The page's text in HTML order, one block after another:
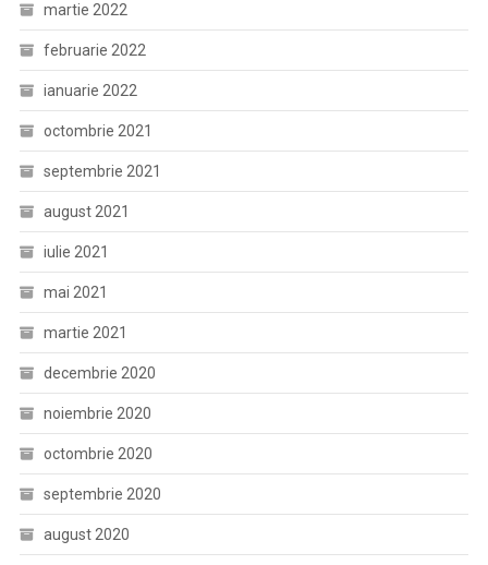
martie 2022
februarie 2022
ianuarie 2022
octombrie 2021
septembrie 2021
august 2021
iulie 2021
mai 2021
martie 2021
decembrie 2020
noiembrie 2020
octombrie 2020
septembrie 2020
august 2020